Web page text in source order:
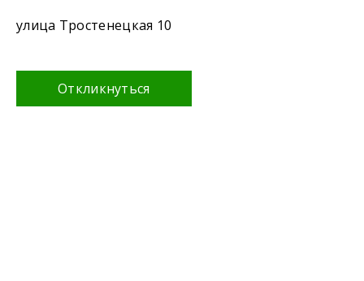
улица Тростенецкая 10
Откликнуться